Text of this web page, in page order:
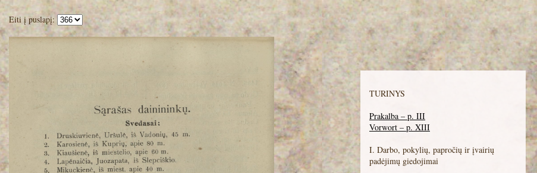
Eiti į puslapį:
TURINYS
Prakalba – p. III
Vorwort – p. XIII
I. Darbo, pokylių, papročių ir įvairių
padėjimų giedojimai